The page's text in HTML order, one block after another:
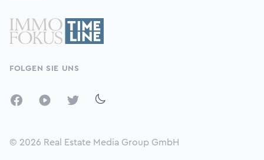
FOLGEN SIE UNS
FacebookYouTubeTwitter
© 2026 Real Estate Media Group GmbH